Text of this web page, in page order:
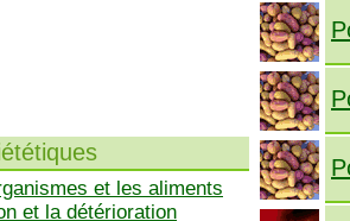
et les aliments
et la détérioration